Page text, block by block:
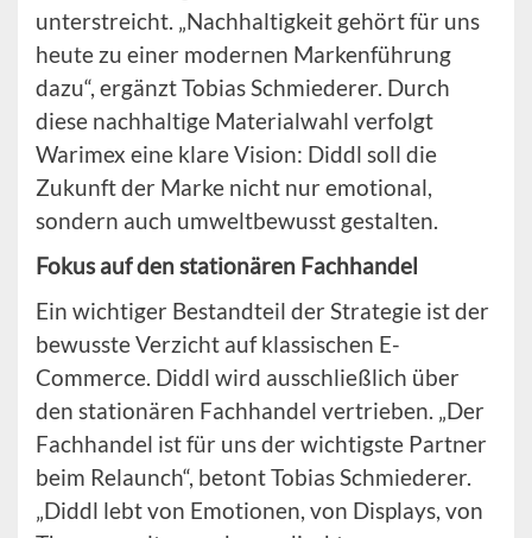
unterstreicht. „Nachhaltigkeit gehört für uns
heute zu einer modernen Markenführung
dazu“, ergänzt Tobias Schmiederer. Durch
diese nachhaltige Materialwahl verfolgt
Warimex eine klare Vision: Diddl soll die
Zukunft der Marke nicht nur emotional,
sondern auch umweltbewusst gestalten.
Fokus auf den stationären Fachhandel
Ein wichtiger Bestandteil der Strategie ist der
bewusste Verzicht auf klassischen E-
Commerce. Diddl wird ausschließlich über
den stationären Fachhandel vertrieben. „Der
Fachhandel ist für uns der wichtigste Partner
beim Relaunch“, betont Tobias Schmiederer.
„Diddl lebt von Emotionen, von Displays, von